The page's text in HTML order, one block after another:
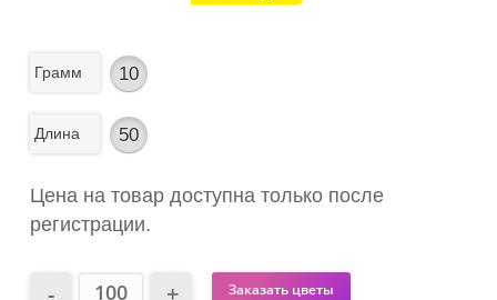
Грамм 10
Длина 50
Цена на товар доступна только после
регистрации.
Заказать цветы